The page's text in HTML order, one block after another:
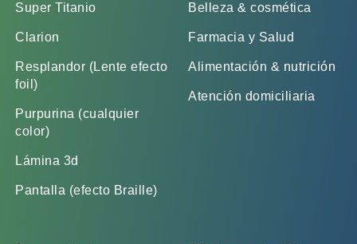
Super Titanio
Clarion
Resplandor (Lente efecto
foil)
Purpurina (cualquier
color)
Lámina 3d
Pantalla (efecto Braille)
Belleza & cosmética
Farmacia y Salud
Alimentación & nutrición
Atención domiciliaria